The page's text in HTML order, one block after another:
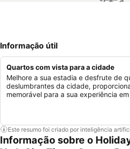
Informação útil
Quartos com vista para a cidade
Melhore a sua estadia e desfrute de
deslumbrantes da cidade,
memorável para a sua experiência
Este resumo foi criado por inteligência
Informação sobre o